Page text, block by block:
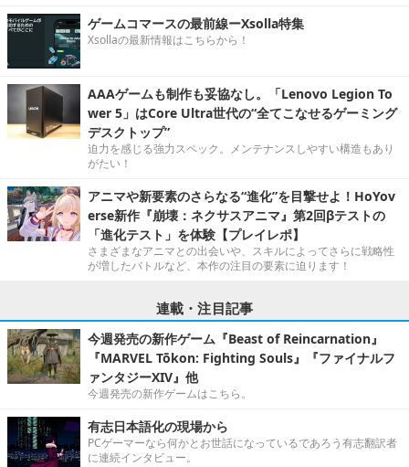
ゲームコマースの最前線ーXsolla特集
Xsollaの最新情報はこちらから！
AAAゲームも制作も妥協なし。「Lenovo Legion To
wer 5」はCore Ultra世代の“全てこなせるゲーミング
デスクトップ”
迫力を感じる強力スペック。メンテナンスしやすい構造もあり
がたい！
アニマや新要素のさらなる“進化”を目撃せよ！HoYov
erse新作『崩壊：ネクサスアニマ』第2回βテストの
「進化テスト」を体験【プレイレポ】
さまざまなアニマとの出会いや、スキルによってさらに戦略性
が増したバトルなど、本作の注目の要素に迫ります！
連載・注目記事
今週発売の新作ゲーム『Beast of Reincarnation』
『MARVEL Tōkon: Fighting Souls』『ファイナルフ
ァンタジーXIV』他
今週発売の新作ゲームはこちら。
有志日本語化の現場から
PCゲーマーなら何かとお世話になっているであろう有志翻訳者
に連続インタビュー。